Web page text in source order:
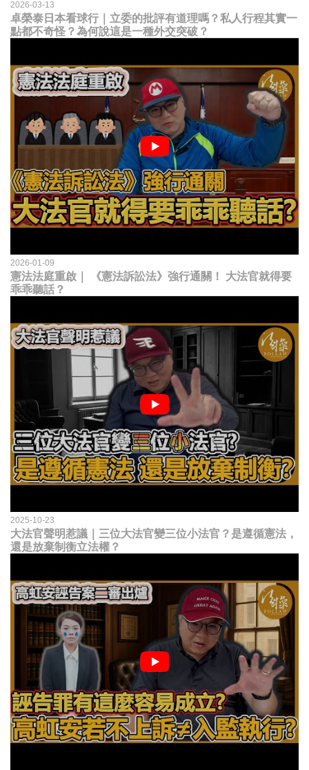
2026-03-13
卓榮泰日本看球行｜立委的批評有道理嗎？私人行程其實一
點都不奇怪？為何說這是一種外交突破？
2026-01-09
憲法法庭重啟｜ 《憲法訴訟法》強行通關！ 大法官就得要
乖乖聽話？
2025-10-23
大法官聲明惹議｜三位大法官變三位小法官？是遵循憲法，
還是放棄制衡立法權？